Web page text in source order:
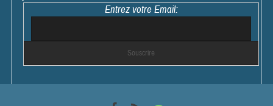
Entrez votre Email: